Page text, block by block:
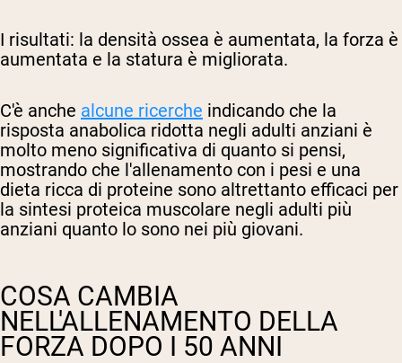
I risultati: la densità ossea è aumentata, la forza è
aumentata e la statura è migliorata.
C'è anche alcune ricerche indicando che la
risposta anabolica ridotta negli adulti anziani è
molto meno significativa di quanto si pensi,
mostrando che l'allenamento con i pesi e una
dieta ricca di proteine sono altrettanto efficaci per
la sintesi proteica muscolare negli adulti più
anziani quanto lo sono nei più giovani.
COSA CAMBIA
NELL'ALLENAMENTO DELLA
FORZA DOPO I 50 ANNI